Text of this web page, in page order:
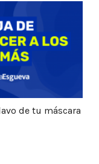
de tu
de tu máscara